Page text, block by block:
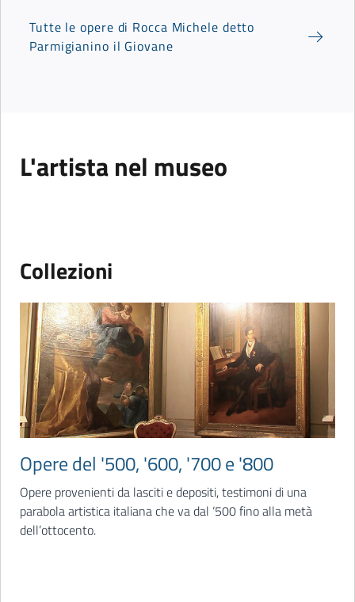
Tutte le opere di Rocca Michele detto
Parmigianino il Giovane
L'artista nel museo
Collezioni
Opere del '500, '600, '700 e '800
Opere provenienti da lasciti e depositi, testimoni di una
parabola artistica italiana che va dal ‘500 fino alla metà
dell’ottocento.